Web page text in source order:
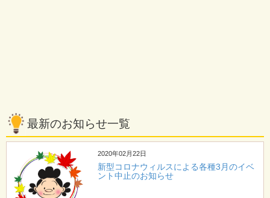
最新のお知らせ一覧
2020年02月22日
新型コロナウィルスによる各種3月のイベ
ント中止のお知らせ